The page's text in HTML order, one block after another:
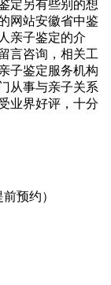
定另有些别的想
网站安徽省中鉴
亲子鉴定的介
言咨询，相关工
子鉴定服务机构
从事与亲子关系
业界好评，十分
预约）